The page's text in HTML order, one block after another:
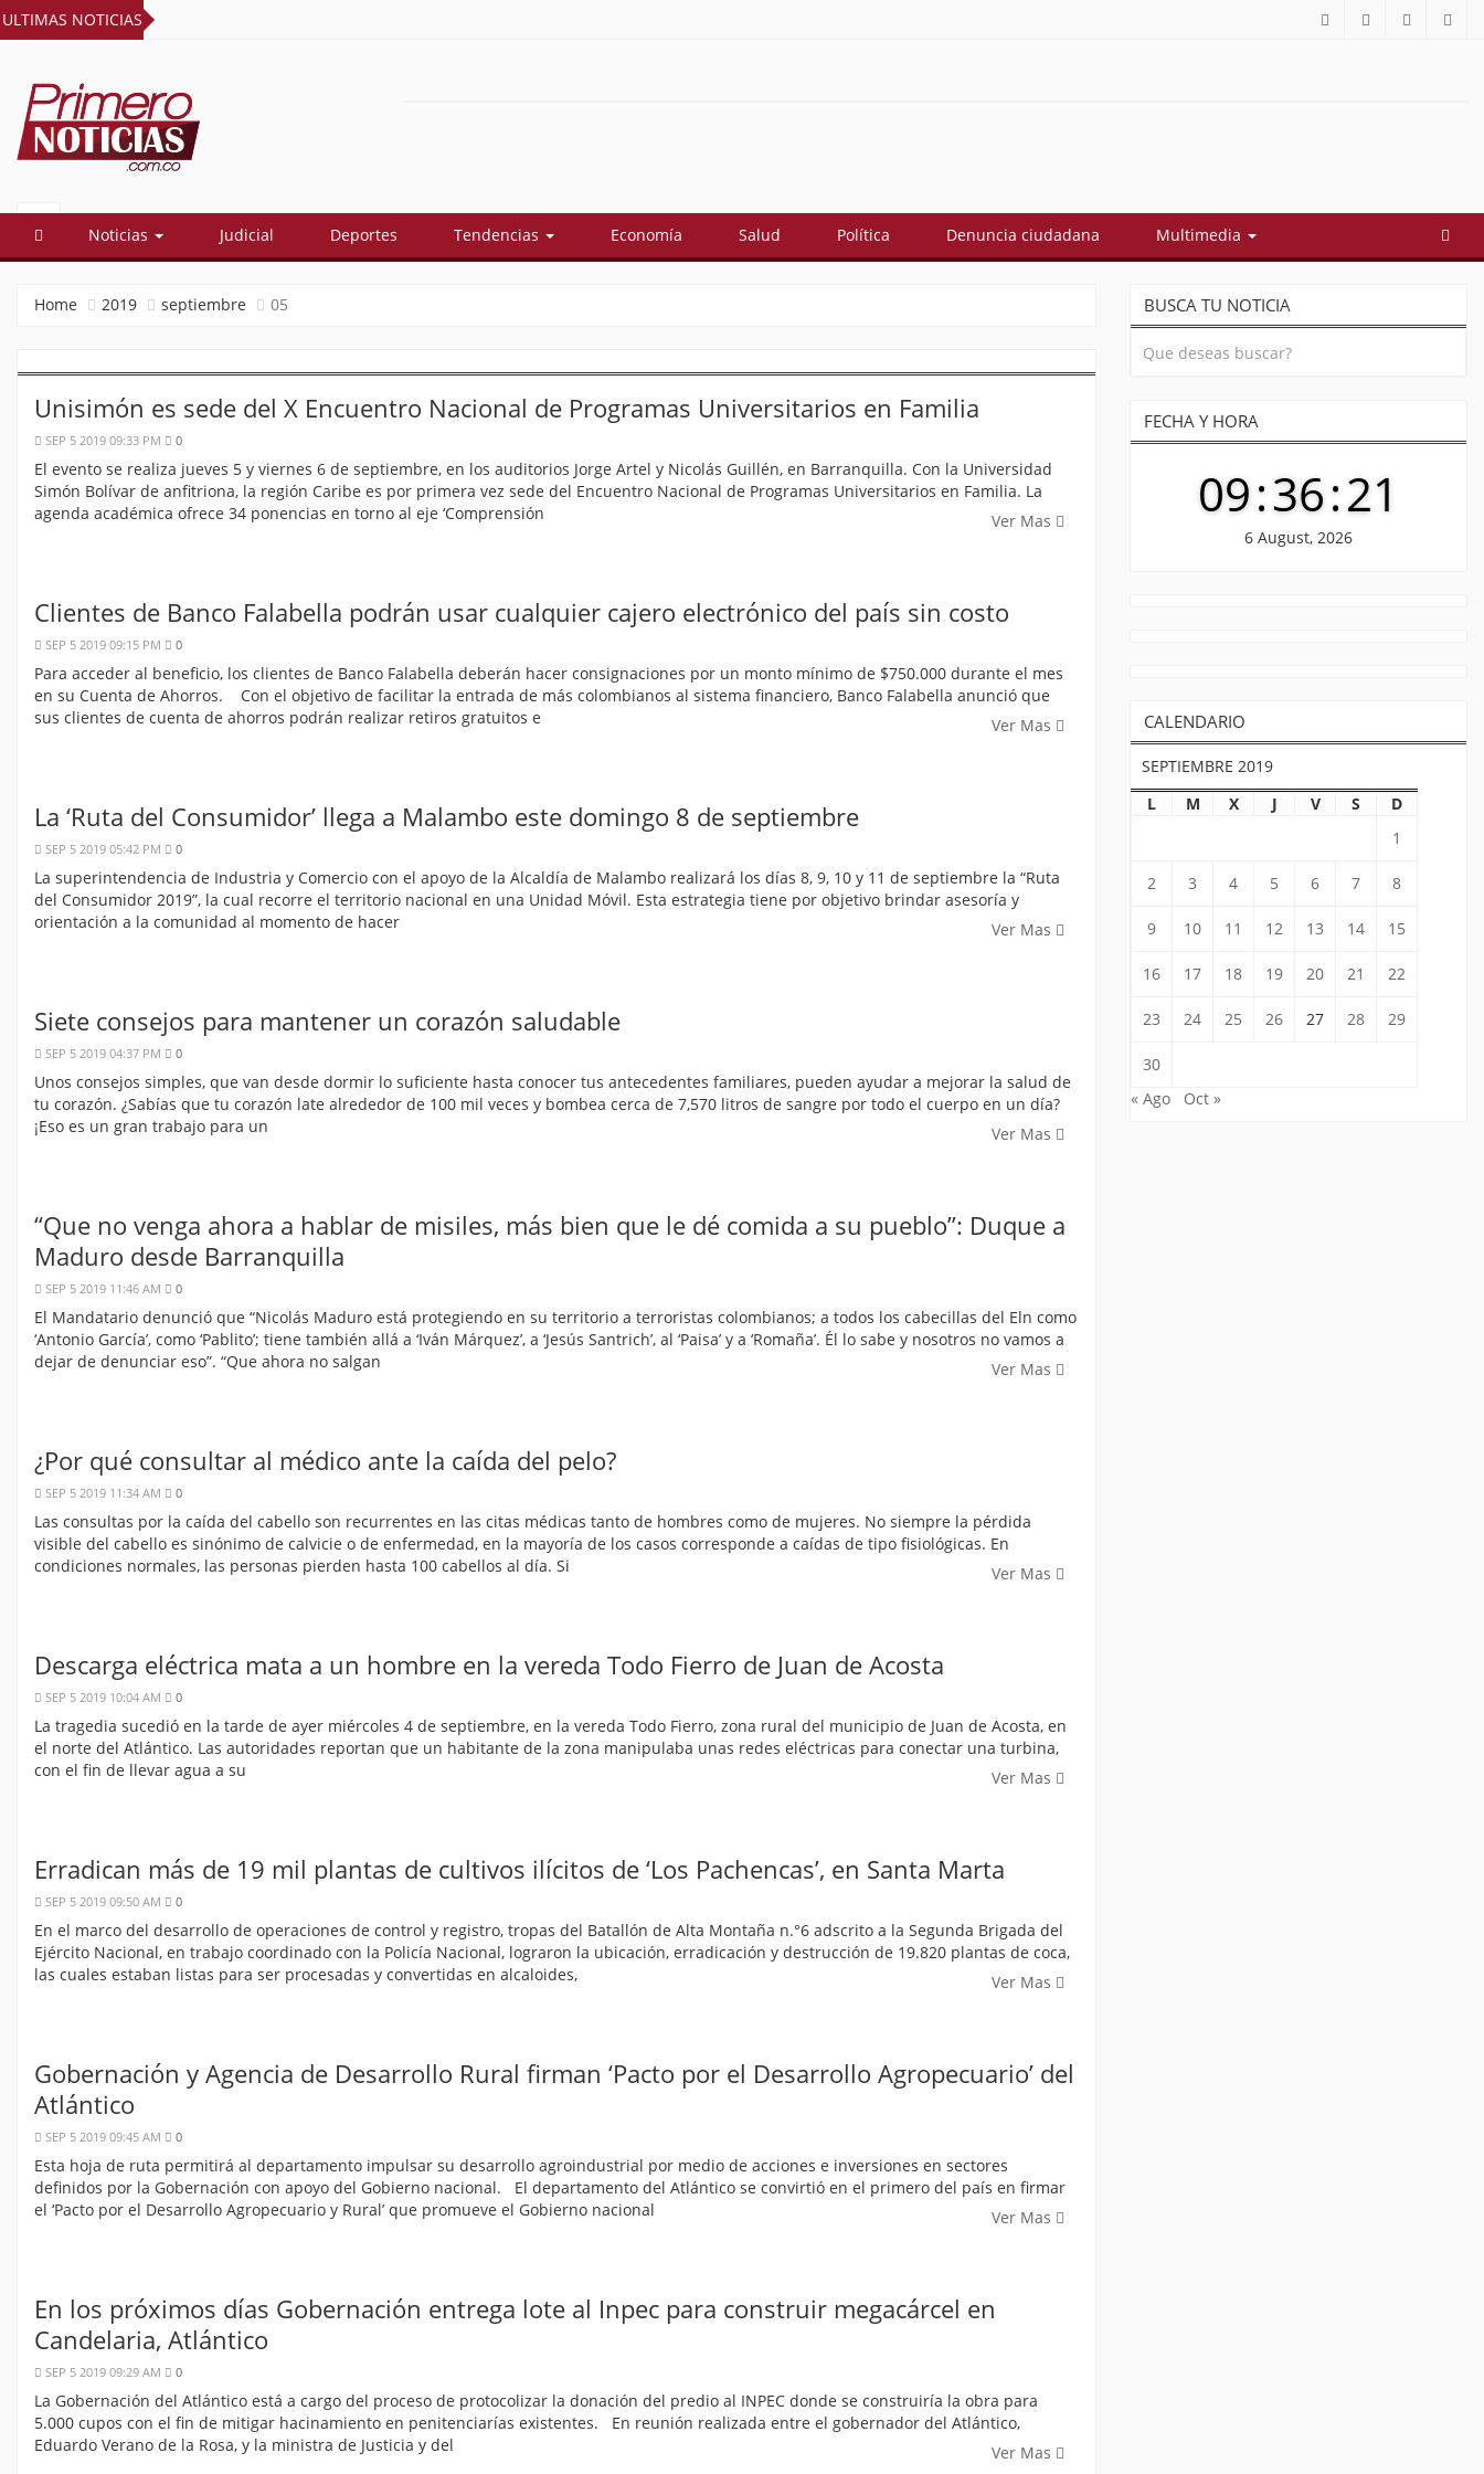
ULTIMAS NOTICIAS
NOTICIAS
Noticias Judicial Deportes Tendencias Economía Salud Política Denuncia ciudadana Multimedia
Home 2019 septiembre 05
Unisimón es sede del X Encuentro Nacional de Programas Universitarios en Familia
SEP 5 2019 09:33 PM 0
El evento se realiza jueves 5 y viernes 6 de septiembre, en los auditorios Jorge Artel y Nicolás Guillén, en Barranquilla. Con la Universidad
Simón Bolívar de anfitriona, la región Caribe es por primera vez sede del Encuentro Nacional de Programas Universitarios en Familia. La
agenda académica ofrece 34 ponencias en torno al eje ‘Comprensión
Ver Mas
Clientes de Banco Falabella podrán usar cualquier cajero electrónico del país sin costo
SEP 5 2019 09:15 PM 0
Para acceder al beneficio, los clientes de Banco Falabella deberán hacer consignaciones por un monto mínimo de $750.000 durante el mes
en su Cuenta de Ahorros. Con el objetivo de facilitar la entrada de más colombianos al sistema financiero, Banco Falabella anunció que
sus clientes de cuenta de ahorros podrán realizar retiros gratuitos e
Ver Mas
La ‘Ruta del Consumidor’ llega a Malambo este domingo 8 de septiembre
SEP 5 2019 05:42 PM 0
La superintendencia de Industria y Comercio con el apoyo de la Alcaldía de Malambo realizará los días 8, 9, 10 y 11 de septiembre la “Ruta
del Consumidor 2019”, la cual recorre el territorio nacional en una Unidad Móvil. Esta estrategia tiene por objetivo brindar asesoría y
orientación a la comunidad al momento de hacer
Ver Mas
Siete consejos para mantener un corazón saludable
SEP 5 2019 04:37 PM 0
Unos consejos simples, que van desde dormir lo suficiente hasta conocer tus antecedentes familiares, pueden ayudar a mejorar la salud de
tu corazón. ¿Sabías que tu corazón late alrededor de 100 mil veces y bombea cerca de 7,570 litros de sangre por todo el cuerpo en un día?
¡Eso es un gran trabajo para un
Ver Mas
“Que no venga ahora a hablar de misiles, más bien que le dé comida a su pueblo”: Duque a
Maduro desde Barranquilla
SEP 5 2019 11:46 AM 0
El Mandatario denunció que “Nicolás Maduro está protegiendo en su territorio a terroristas colombianos; a todos los cabecillas del Eln como
‘Antonio García’, como ‘Pablito’; tiene también allá a ‘Iván Márquez’, a ‘Jesús Santrich’, al ‘Paisa’ y a ‘Romaña’. Él lo sabe y nosotros no vamos a
dejar de denunciar eso”. “Que ahora no salgan
Ver Mas
¿Por qué consultar al médico ante la caída del pelo?
SEP 5 2019 11:34 AM 0
Las consultas por la caída del cabello son recurrentes en las citas médicas tanto de hombres como de mujeres. No siempre la pérdida
visible del cabello es sinónimo de calvicie o de enfermedad, en la mayoría de los casos corresponde a caídas de tipo fisiológicas. En
condiciones normales, las personas pierden hasta 100 cabellos al día. Si
Ver Mas
Descarga eléctrica mata a un hombre en la vereda Todo Fierro de Juan de Acosta
SEP 5 2019 10:04 AM 0
La tragedia sucedió en la tarde de ayer miércoles 4 de septiembre, en la vereda Todo Fierro, zona rural del municipio de Juan de Acosta, en
el norte del Atlántico. Las autoridades reportan que un habitante de la zona manipulaba unas redes eléctricas para conectar una turbina,
con el fin de llevar agua a su
Ver Mas
Erradican más de 19 mil plantas de cultivos ilícitos de ‘Los Pachencas’, en Santa Marta
SEP 5 2019 09:50 AM 0
En el marco del desarrollo de operaciones de control y registro, tropas del Batallón de Alta Montaña n.°6 adscrito a la Segunda Brigada del
Ejército Nacional, en trabajo coordinado con la Policía Nacional, lograron la ubicación, erradicación y destrucción de 19.820 plantas de coca,
las cuales estaban listas para ser procesadas y convertidas en alcaloides,
Ver Mas
Gobernación y Agencia de Desarrollo Rural firman ‘Pacto por el Desarrollo Agropecuario’ del
Atlántico
SEP 5 2019 09:45 AM 0
Esta hoja de ruta permitirá al departamento impulsar su desarrollo agroindustrial por medio de acciones e inversiones en sectores
definidos por la Gobernación con apoyo del Gobierno nacional. El departamento del Atlántico se convirtió en el primero del país en firmar
el ‘Pacto por el Desarrollo Agropecuario y Rural’ que promueve el Gobierno nacional
Ver Mas
En los próximos días Gobernación entrega lote al Inpec para construir megacárcel en
Candelaria, Atlántico
SEP 5 2019 09:29 AM 0
La Gobernación del Atlántico está a cargo del proceso de protocolizar la donación del predio al INPEC donde se construiría la obra para
5.000 cupos con el fin de mitigar hacinamiento en penitenciarías existentes. En reunión realizada entre el gobernador del Atlántico,
Eduardo Verano de la Rosa, y la ministra de Justicia y del
Ver Mas
BUSCA TU NOTICIA
FECHA Y HORA
09:36:21
6 August, 2026
CALENDARIO
SEPTIEMBRE 2019
L
M X J V S
D
1
2 3 4 5 6 7 8
9 10 11 12 13 14 15
16 17 18 19 20 21 22
23 24 25 26 27 28 29
30
« Ago
Oct »